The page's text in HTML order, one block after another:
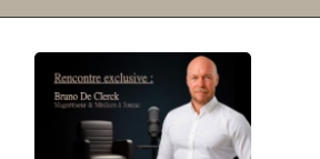
Exceptionnel de